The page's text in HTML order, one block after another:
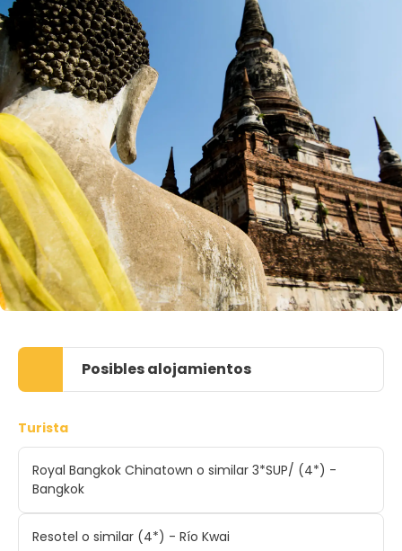
Posibles alojamientos
Turista
Royal Bangkok Chinatown o similar 3*SUP/ (4*) -
Bangkok
Resotel o similar (4*) - Río Kwai